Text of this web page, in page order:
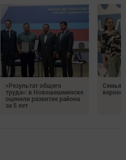
«Результат общего
труда»: в Новошешминске
оценили развитие района
за 5 лет
Семья